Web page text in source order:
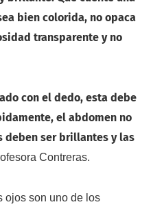
bien colorida, no opaca
transparente y no
con el dedo, esta debe
el abdomen no
deben ser brillantes y las
Contreras.
ojos son uno de los